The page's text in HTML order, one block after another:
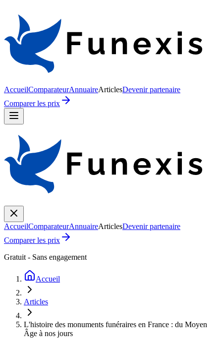
AccueilComparateurAnnuaireArticlesDevenir partenaire
Comparer les prix
AccueilComparateurAnnuaireArticlesDevenir partenaire
Comparer les prix
Gratuit - Sans engagement
Accueil
Articles
L'histoire des monuments funéraires en France : du Moyen
Âge à nos jours